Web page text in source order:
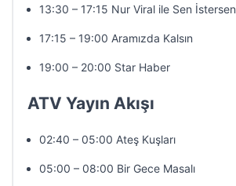
13:30 – 17:15 Nur Viral ile Sen İstersen
17:15 – 19:00 Aramızda Kalsın
19:00 – 20:00 Star Haber
ATV Yayın Akışı
02:40 – 05:00 Ateş Kuşları
05:00 – 08:00 Bir Gece Masalı